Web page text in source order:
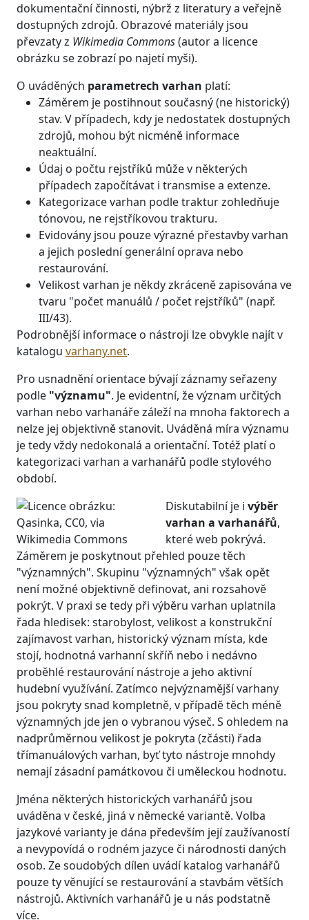
dokumentační činnosti, nýbrž z literatury a veřejně
dostupných zdrojů. Obrazové materiály jsou
převzaty z Wikimedia Commons(autor a licence
obrázku se zobrazí po najetí myši).
O uváděných parametrech varhan platí:
Záměrem je postihnout současný (ne historický)
stav. V případech, kdy je nedostatek dostupných
zdrojů, mohou být nicméně informace
neaktuální.
Údaj o počtu rejstříků může v některých
případech započítávat i transmise a extenze.
Kategorizace varhan podle traktur zohledňuje
tónovou, ne rejstříkovou trakturu.
Evidovány jsou pouze výrazné přestavby varhan
a jejich poslední generální oprava nebo
restaurování.
Velikost varhan je někdy zkráceně zapisována ve
tvaru "počet manuálů / počet rejstříků" (např.
III/43).
Podrobnější informace o nástroji lze obvykle najít v
katalogu varhany.net.
Pro usnadnění orientace bývají záznamy seřazeny
podle "významu". Je evidentní, že význam určitých
varhan nebo varhanáře záleží na mnoha faktorech a
nelze jej objektivně stanovit. Uváděná míra významu
je tedy vždy nedokonalá a orientační. Totéž platí o
kategorizaci varhan a varhanářů podle stylového
období.
Diskutabilní je i výběr
varhan a varhanářů,
které web pokrývá.
Záměrem je poskytnout přehled pouze těch
"významných". Skupinu "významných" však opět
není možné objektivně definovat, ani rozsahově
pokrýt. V praxi se tedy při výběru varhan uplatnila
řada hledisek: starobylost, velikost a konstrukční
zajímavost varhan, historický význam místa, kde
stojí, hodnotná varhanní skříň nebo i nedávno
proběhlé restaurování nástroje a jeho aktivní
hudební využívání. Zatímco nejvýznamější varhany
jsou pokryty snad kompletně, v případě těch méně
významných jde jen o vybranou výseč. S ohledem na
nadprůměrnou velikost je pokryta (zčásti) řada
třímanuálových varhan, byť tyto nástroje mnohdy
nemají zásadní památkovou či uměleckou hodnotu.
Jména některých historických varhanářů jsou
uváděna v české, jiná v německé variantě. Volba
jazykové varianty je dána především její zaužívaností
a nevypovídá o rodném jazyce či národnosti daných
osob. Ze soudobých dílen uvádí katalog varhanářů
pouze ty věnující se restaurování a stavbám větších
nástrojů. Aktivních varhanářů je u nás podstatně
více.